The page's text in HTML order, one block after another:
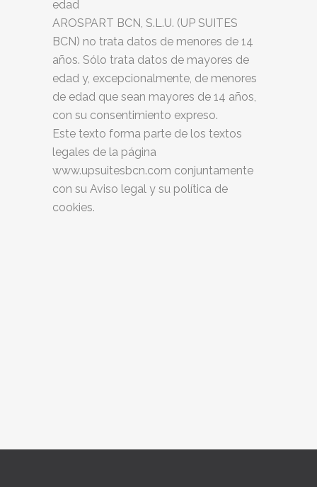
edad
AROSPART BCN, S.L.U. (UP SUITES
BCN) no trata datos de menores de 14
años. Sólo trata datos de mayores de
edad y, excepcionalmente, de menores
de edad que sean mayores de 14 años,
con su consentimiento expreso.
Este texto forma parte de los textos
legales de la página
www.upsuitesbcn.com conjuntamente
con su Aviso legal y su política de
cookies.